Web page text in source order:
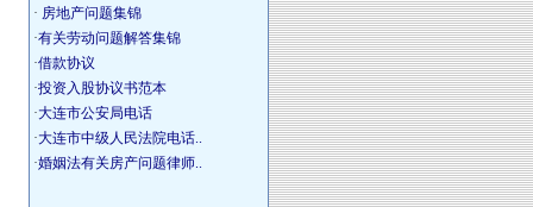
· 房地产问题集锦
·有关劳动问题解答集锦
·借款协议
·投资入股协议书范本
·大连市公安局电话
·大连市中级人民法院电话..
·婚姻法有关房产问题律师..